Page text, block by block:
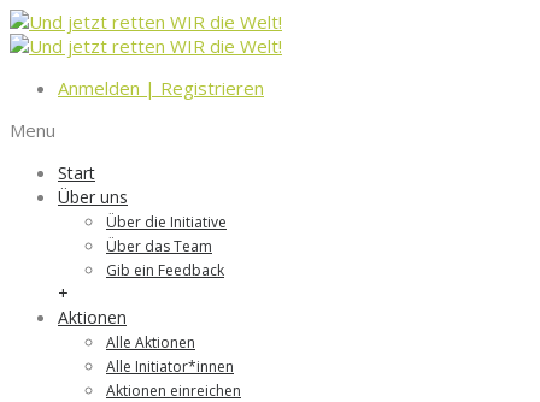
Anmelden | Registrieren
Menu
Start
Über uns
Über die Initiative
Über das Team
Gib ein Feedback
+
Aktionen
Alle Aktionen
Alle Initiator*innen
Aktionen einreichen